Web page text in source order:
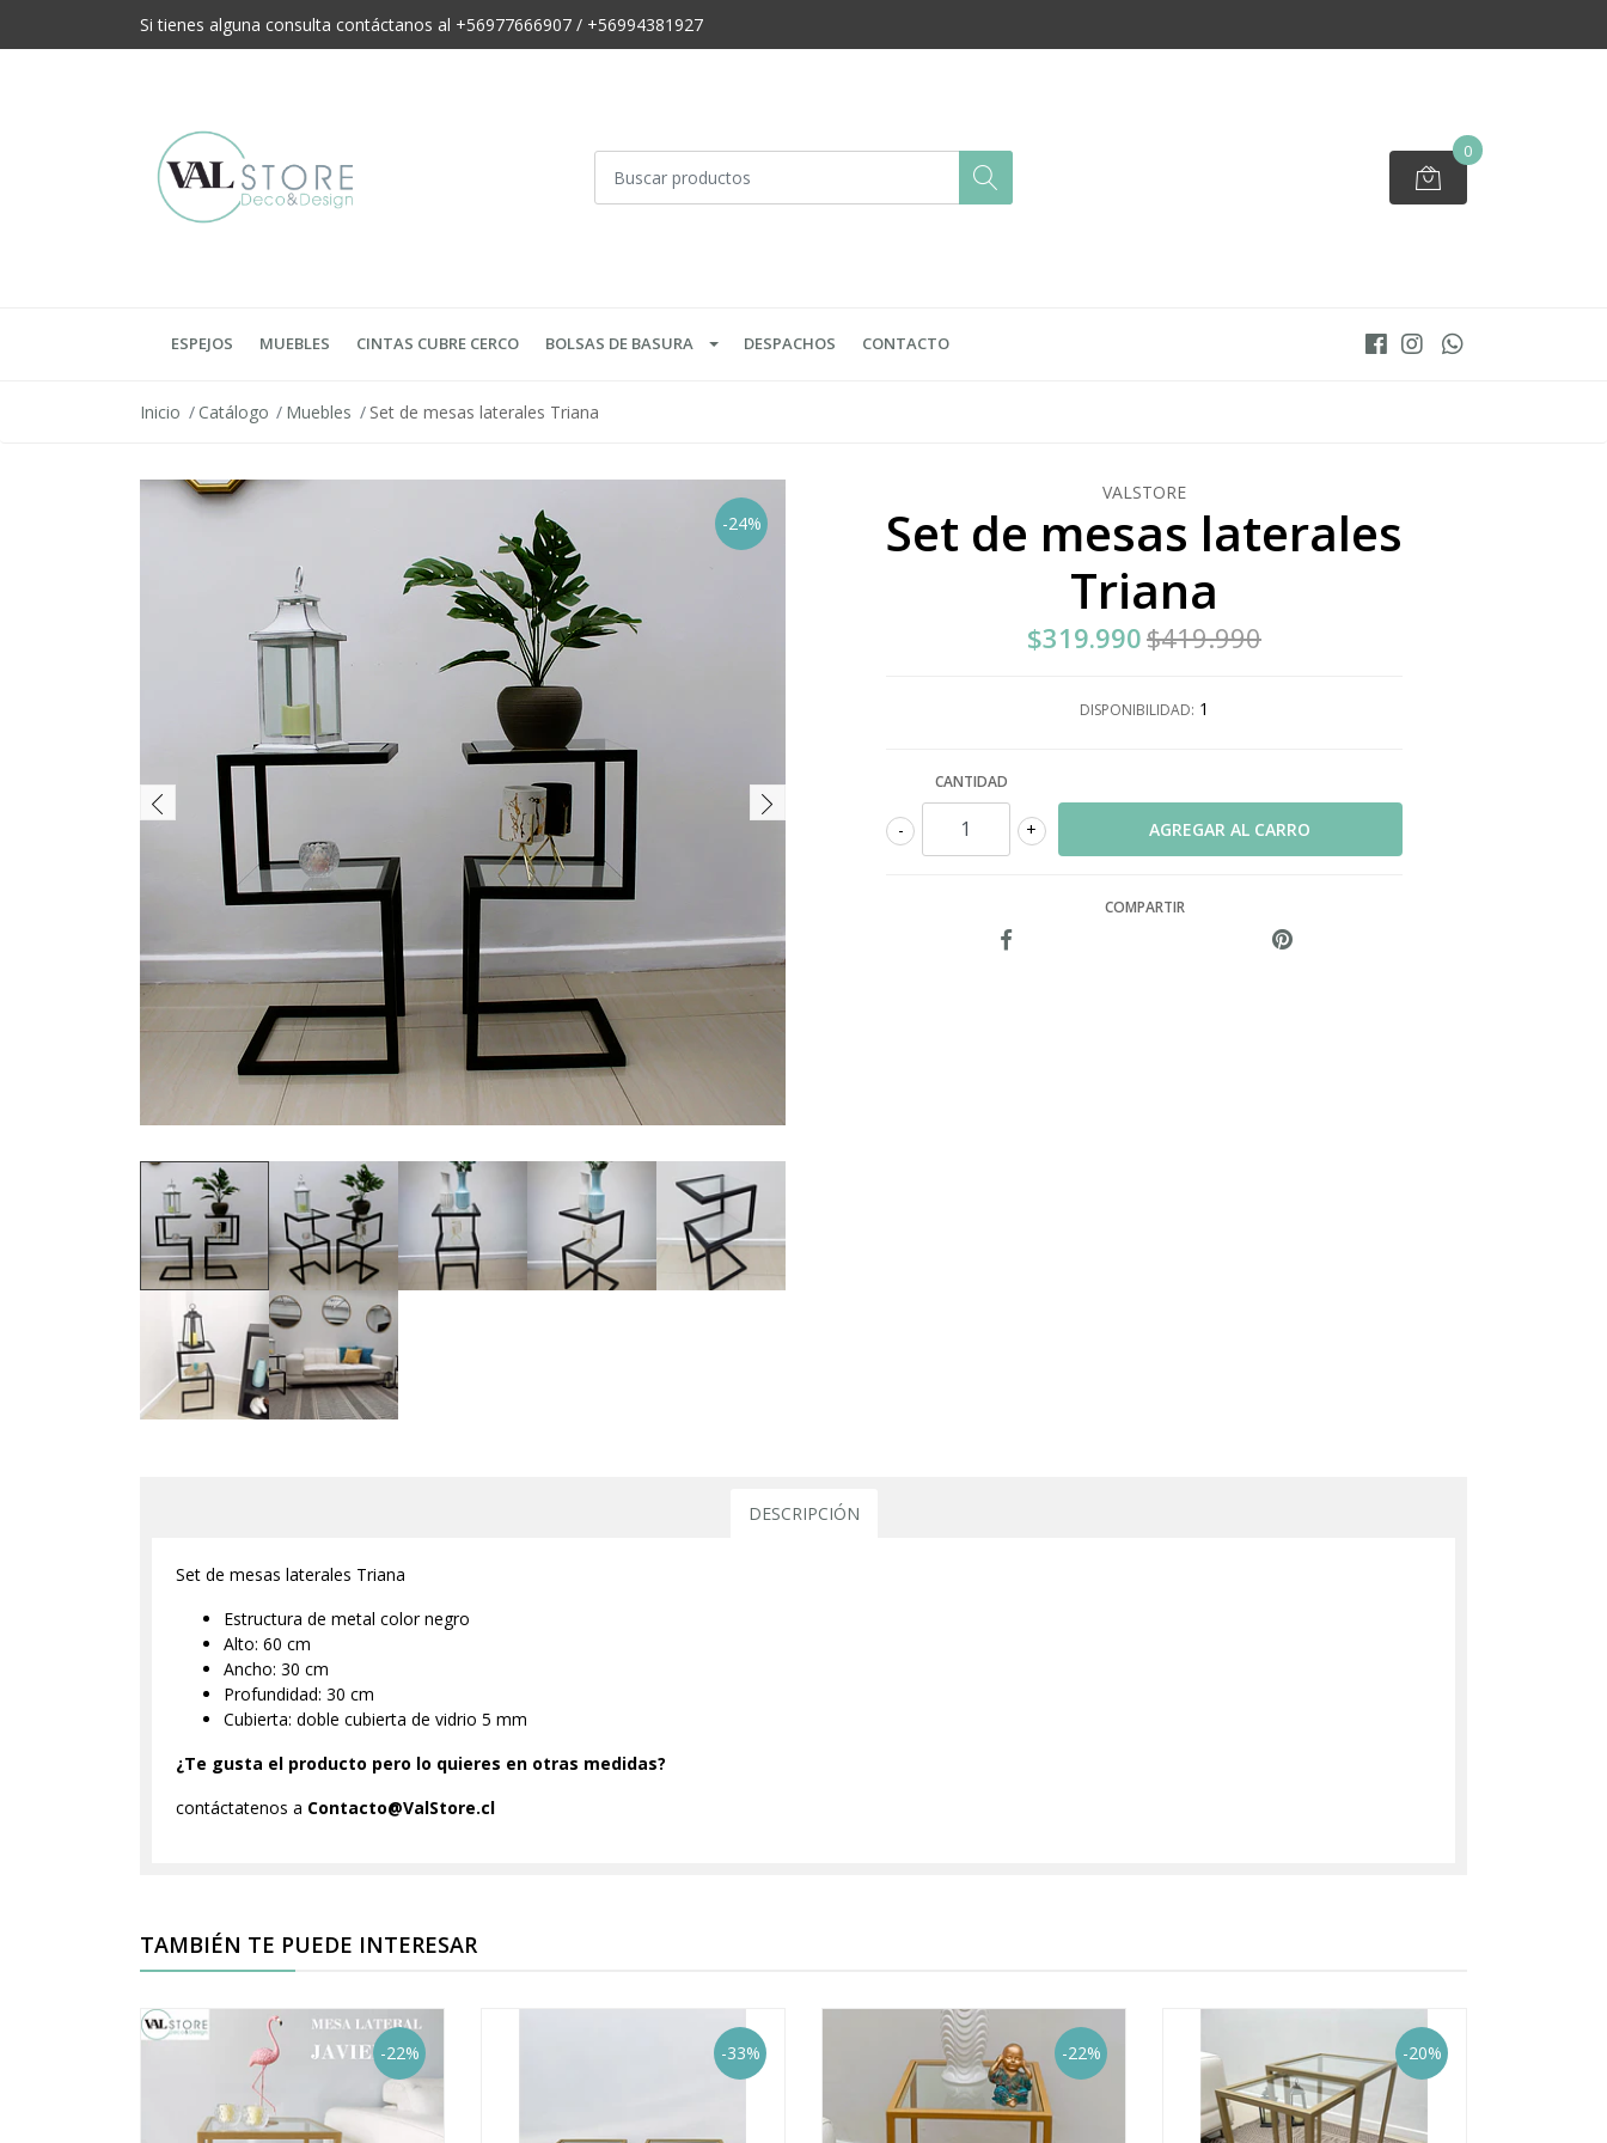
Si tienes alguna consulta contáctanos al +56977666907 / +56994381927
0
ESPEJOS MUEBLES CINTAS CUBRE CERCO BOLSAS DE BASURA DESPACHOS CONTACTO
Inicio Catálogo Muebles Set de mesas laterales Triana
-24%
VALSTORE
Set de mesas laterales
Triana
$319.990$419.990
DISPONIBILIDAD: 1
CANTIDAD
+
-
COMPARTIR
DESCRIPCIÓN
Set de mesas laterales Triana
Estructura de metal color negro
Alto: 60 cm
Ancho: 30 cm
Profundidad: 30 cm
Cubierta: doble cubierta de vidrio 5 mm
¿Te gusta el producto pero lo quieres en otras medidas?
contáctatenos a Contacto@ValStore.cl
TAMBIÉN TE PUEDE INTERESAR
-22% -33% -22% -20%